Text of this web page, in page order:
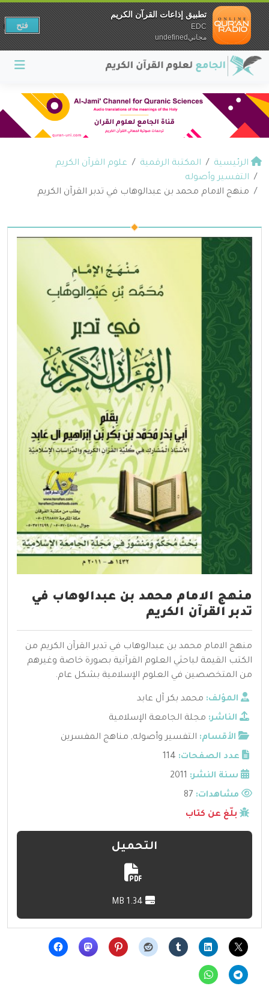
الرئيسية المكتبة الرقمية
علوم القرآن الكريم
التفسير وأصوله
منهج الامام محمد بن عبدالوهاب في تدبر القرآن الكريم
منهج الامام محمد بن عبدالوهاب في
تدبر القرآن الكريم
منهج الامام محمد بن عبدالوهاب في تدبر القرآن الكريم من
الكتب القيمة لباحثي العلوم القرآنية بصورة خاصة وغيرهم
من المتخصصين في العلوم الإسلامية بشكل عام.
المؤلف: محمد بكر آل عابد
الناشر: مجلة الجامعة الإسلامية
الأقسام: التفسير وأصوله, مناهج المفسرين
عدد الصفحات: 114
سنة النشر: 2011
مشاهدات:
بلّغ عن كتاب
التحميل
تطبيق إذاعات القرآن الكريم
EDC
مجانيundefined
فتح